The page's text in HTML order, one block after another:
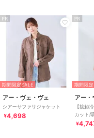
PR
期間限定SALE
アー・ヴェ・ヴェ
シアーサファリジャケット
¥4,698
PR
期間限
アー・
【接触
カット/
レッチ
¥